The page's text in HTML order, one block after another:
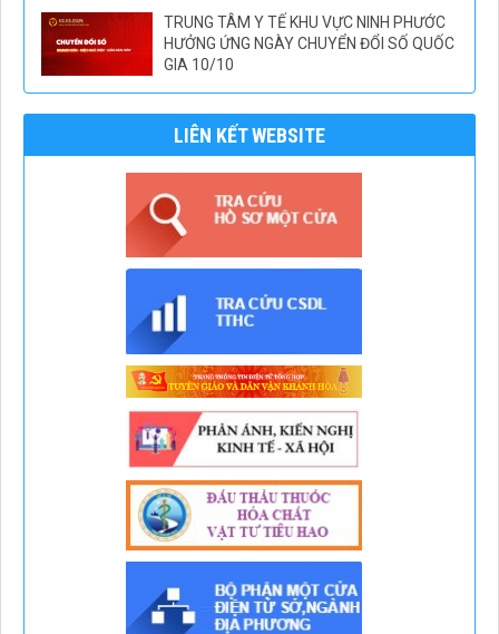
TRUNG TÂM Y TẾ KHU VỰC NINH PHƯỚC
HƯỞNG ỨNG NGÀY CHUYỂN ĐỔI SỐ QUỐC
GIA 10/10
LIÊN KẾT WEBSITE